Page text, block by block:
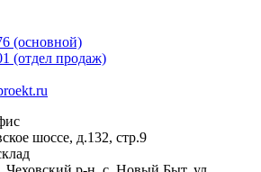
(основной)
(отдел продаж)
шоссе, д.132, стр.9